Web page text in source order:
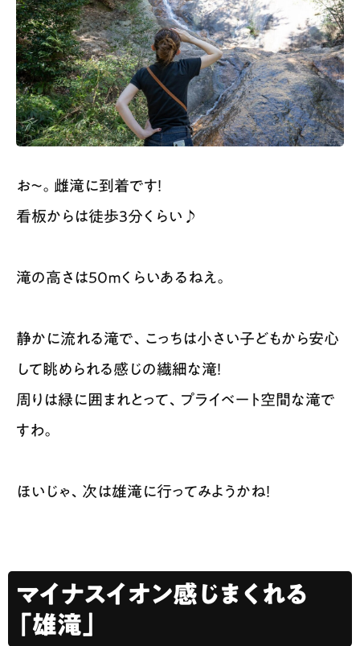
お〜。雌滝に到着です！
看板からは徒歩3分くらい♪
滝の高さは50ｍくらいあるねえ。
静かに流れる滝で、こっちは小さい子どもから安心
して眺められる感じの繊細な滝！
周りは緑に囲まれとって、プライベート空間な滝で
すわ。
ほいじゃ、次は雄滝に行ってみようかね！
マイナスイオン感じまくれる
「雄滝」